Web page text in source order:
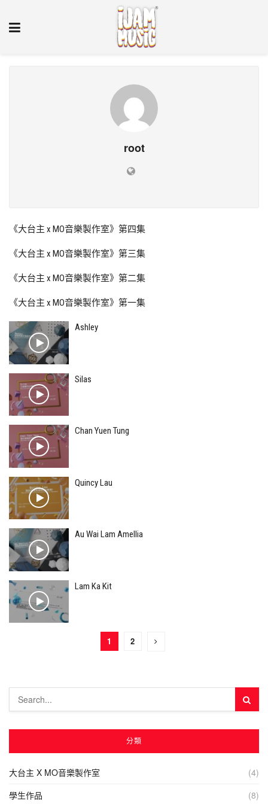
root
《大台主 x MO音樂製作室》第四集
《大台主 x MO音樂製作室》第三集
《大台主 x MO音樂製作室》第二集
《大台主 x MO音樂製作室》第一集
Ashley
Silas
Chan Yuen Tung
Quincy Lau
Au Wai Lam Amellia
Lam Ka Kit
1 2
分類
大台主 X MO音樂製作室
(4)
學生作品
(8)